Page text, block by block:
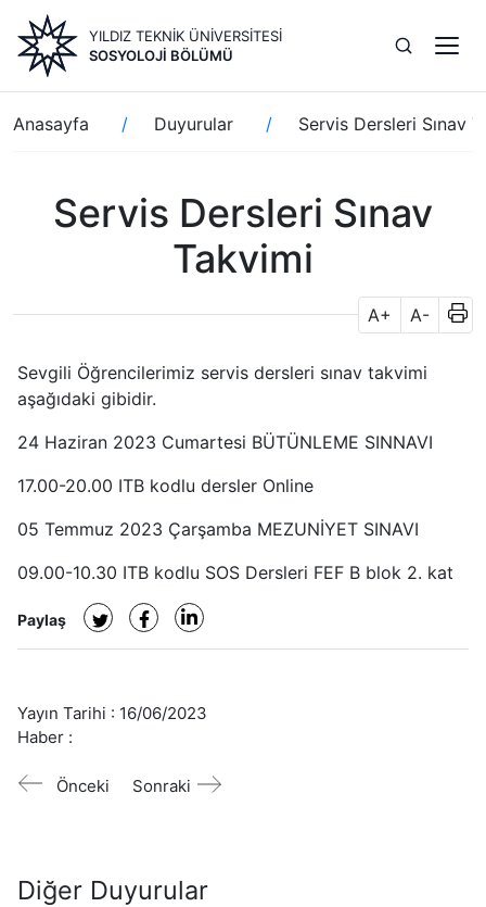
içeriğe
atla
YILDIZ TEKNİK ÜNİVERSİTESİ
SOSYOLOJI BÖLÜMÜ
Sayfa
yolu
Anasayfa Duyurular Servis Dersleri Sınav
Servis Dersleri Sınav
Takvimi
A+ A-
Sevgili Öğrencilerimiz servis dersleri sınav takvimi
aşağıdaki gibidir.
24 Haziran 2023 Cumartesi BÜTÜNLEME SINNAVI
17.00-20.00 ITB kodlu dersler Online
05 Temmuz 2023 Çarşamba MEZUNİYET SINAVI
09.00-10.30 ITB kodlu SOS Dersleri FEF B blok 2. kat
Paylaş
Yayın Tarihi : 16/06/2023
Haber :
Önceki Sonraki
Diğer Duyurular